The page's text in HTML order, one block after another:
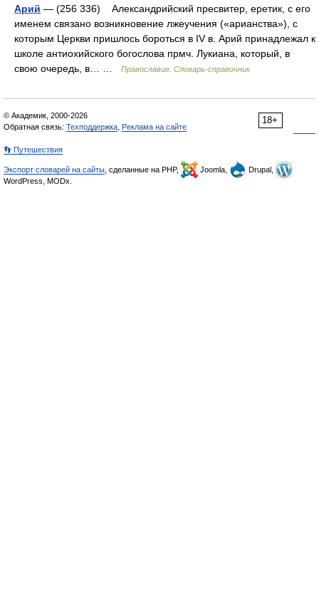
Арий — (256 336) Александрийский пресвитер, еретик, с его
именем связано возникновение лжеучения («арианства»), с
которым Церкви пришлось бороться в IV в. Арий принадлежал к
школе антиохийского богослова прмч. Лукиана, который, в
свою очередь, в… …
Православие. Словарь-справочник
18+
© Академик, 2000-2026
Обратная связь: Техподдержка Реклама на сайте
👣 Путешествия
Экспорт словарей на сайты , сделанные на PHP, Joomla,
Drupal,
WordPress, MODx.